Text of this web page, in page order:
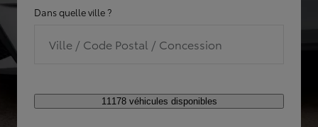
Dans quelle ville ?
Ville / Code Postal / Concession
11178 véhicules disponibles